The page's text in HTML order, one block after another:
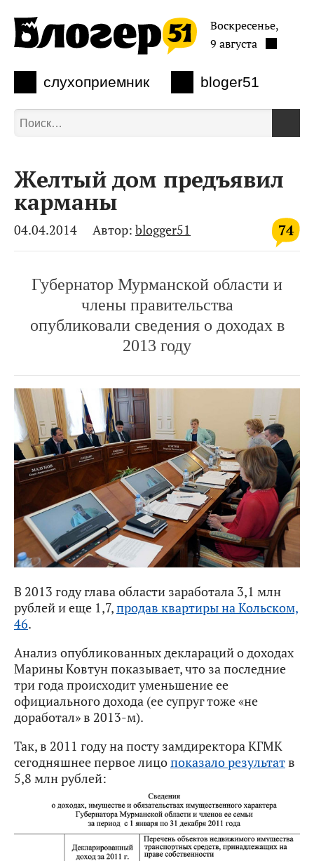
слухоприемник bloger51
Воскресенье,
9 августа
Желтый дом предъявил
карманы
74
04.04.2014 Автор: blogger51
Губернатор Мурманской области и
члены правительства
опубликовали сведения о доходах в
2013 году
В 2013 году глава области заработала 3,1 млн
рублей и еще 1,7,продав квартиры на Кольском,
46.
Анализ опубликованных деклараций о доходах
Марины Ковтун показывает, что за последние
три года происходит уменьшение ее
официального дохода (ее супруг тоже «не
доработал» в 2013-м).
Так, в 2011 году на посту замдиректора КГМК
сегодняшнее первое лицопоказало результатв
5,8 млн рублей: